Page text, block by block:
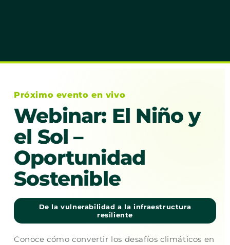
Próximo evento en vivo
Webinar: El Niño y
el Sol –
Oportunidad
Sostenible
De la vulnerabilidad a la infraestructura
resiliente
Conoce cómo convertir los desafíos climáticos en